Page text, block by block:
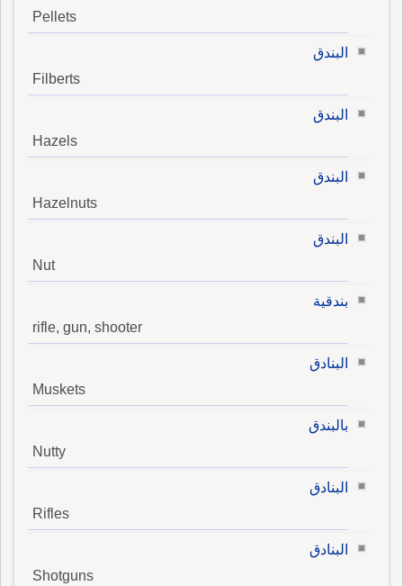
Pellets
البندق
Filberts
البندق
Hazels
البندق
Hazelnuts
البندق
Nut
بندقية
rifle, gun, shooter
البنادق
Muskets
بالبندق
Nutty
البنادق
Rifles
البنادق
Shotguns